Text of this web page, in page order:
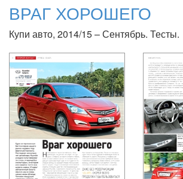
ВРАГ ХОРОШЕГО
Купи авто, 2014/15 – Сентябрь. Тесты.